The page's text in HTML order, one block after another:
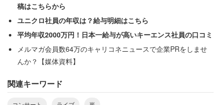
3位となったのは「AAA」で76万1600人。2020年内をも
って活動を休止するが、ベストアルバムやミュージックク
リップ集の発売に加えて2020年末のドームツアーも告知
されている。
4位は「サザンオールスターズ」（65万1756人）、5位は
稿はこちらから
ユニクロ社員の年収は？給与明細はこちら
平均年収2000万円！日本一給与が高いキーエンス社員の口コミ
メルマガ会員数64万のキャリコネニュースで企業PRをしませ
んか？【媒体資料】
関連キーワード